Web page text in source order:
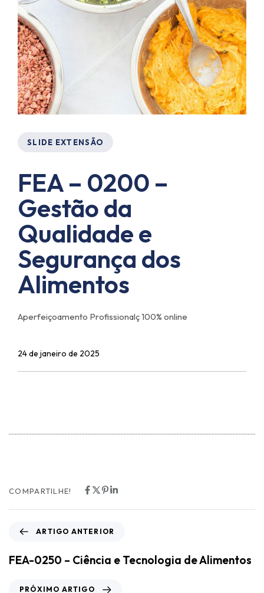
SLIDE EXTENSÃO
FEA – 0200 –
Gestão da
Qualidade e
Segurança dos
Alimentos
Aperfeiçoamento Profissionalç 100% online
24 de janeiro de 2025
COMPARTILHE!
ARTIGO ANTERIOR
FEA-0250 – Ciência e Tecnologia de Alimentos
PRÓXIMO ARTIGO